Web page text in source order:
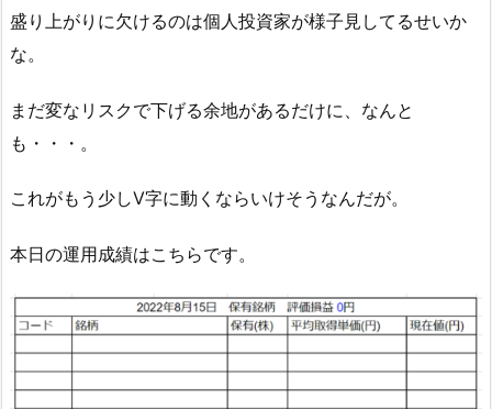
盛り上がりに欠けるのは個人投資家が様子見してるせいか
な。
まだ変なリスクで下げる余地があるだけに、なんと
も・・・。
これがもう少しV字に動くならいけそうなんだが。
本日の運用成績はこちらです。